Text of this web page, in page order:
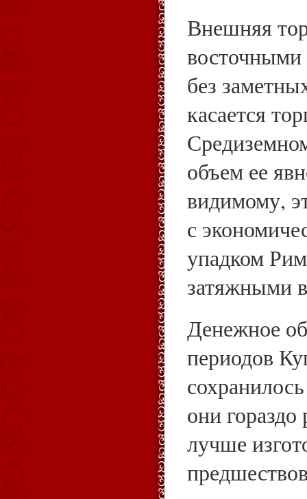
Внешняя
восточными
без
касается
объем ее
видимому,
с
упадком
затяжными
Денежное
периодов
они гораздо
лучше